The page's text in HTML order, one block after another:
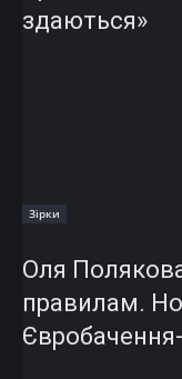
здаються»
Зірки
Оля
правилам.